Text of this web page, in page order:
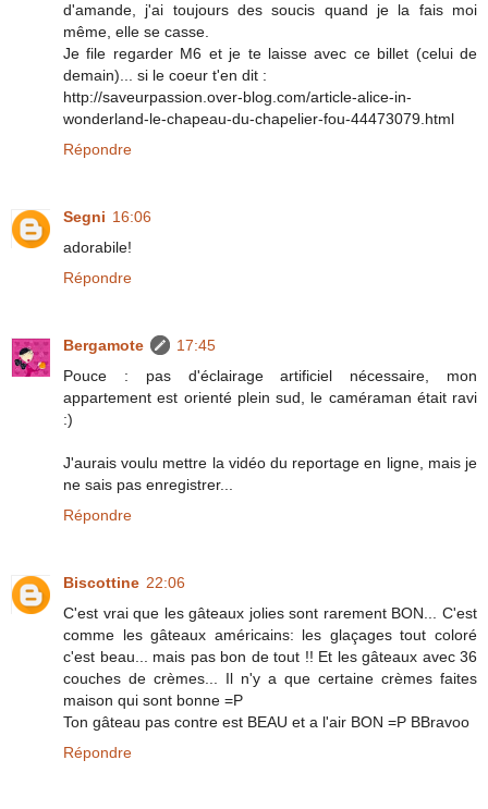
d'amande, j'ai toujours des soucis quand je la fais moi
même, elle se casse.
Je file regarder M6 et je te laisse avec ce billet (celui de
demain)... si le coeur t'en dit :
http://saveurpassion.over-blog.com/article-alice-in-
wonderland-le-chapeau-du-chapelier-fou-44473079.html
Répondre
Segni 16:06
adorabile!
Répondre
Bergamote
17:45
Pouce : pas d'éclairage artificiel nécessaire, mon
appartement est orienté plein sud, le caméraman était ravi
:)
J'aurais voulu mettre la vidéo du reportage en ligne, mais je
ne sais pas enregistrer...
Répondre
Biscottine 22:06
C'est vrai que les gâteaux jolies sont rarement BON... C'est
comme les gâteaux américains: les glaçages tout coloré
c'est beau... mais pas bon de tout !! Et les gâteaux avec 36
couches de crèmes... Il n'y a que certaine crèmes faites
maison qui sont bonne =P
Ton gâteau pas contre est BEAU et a l'air BON =P BBravoo
Répondre